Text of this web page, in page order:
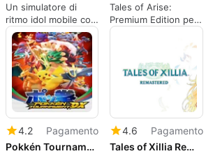
Un simulatore di
ritmo idol mobile con
sistemi di collezione
profondi
Tales of Arise:
Premium Edition per
PlayStation 4
4.2
Pagamento
Pokkén Tournament DX
4.6
Pagamento
Tales of Xillia Remastered